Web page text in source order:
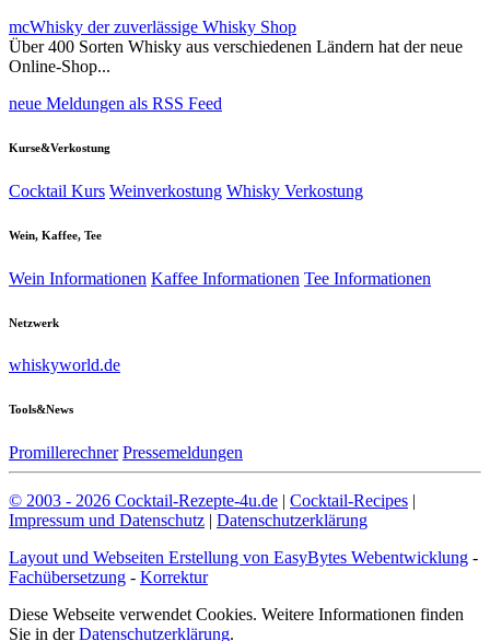
mcWhisky der zuverlässige Whisky Shop
Über 400 Sorten Whisky aus verschiedenen Ländern hat der neue
Online-Shop...
neue Meldungen als RSS Feed
Kurse&Verkostung
Cocktail Kurs Weinverkostung Whisky Verkostung
Wein, Kaffee, Tee
Wein Informationen Kaffee Informationen Tee Informationen
Netzwerk
whiskyworld.de
Tools&News
Promillerechner Pressemeldungen
© 2003 - 2026 Cocktail-Rezepte-4u.de | Cocktail-Recipes |
Impressum und Datenschutz | Datenschutzerklärung
Layout und Webseiten Erstellung von EasyBytes Webentwicklung -
Fachübersetzung - Korrektur
Diese Webseite verwendet Cookies. Weitere Informationen finden
Sie in derDatenschutzerklärung.